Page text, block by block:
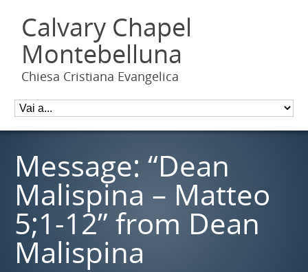
Calvary Chapel
Montebelluna
Chiesa Cristiana Evangelica
Message: “Dean
Malispina – Matteo
5;1-12” from Dean
Malispina